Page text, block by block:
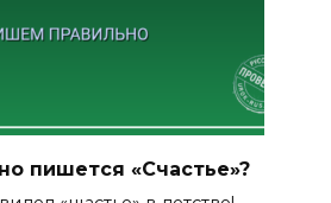
пишется «Счастье»?